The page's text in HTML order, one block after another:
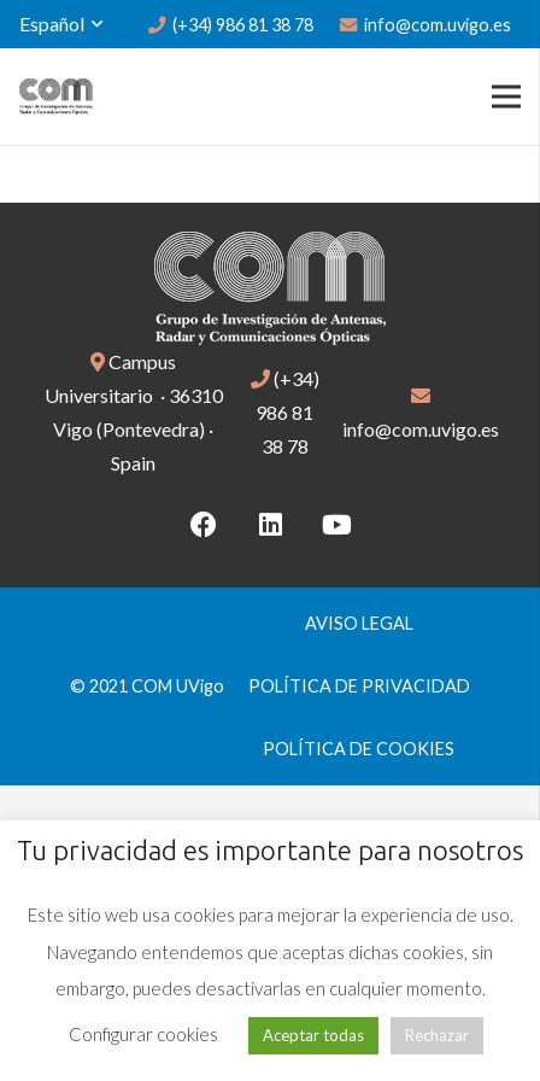
Español (+34) 986 81 38 78 info@com.uvigo.es
Campus
Universitario · 36310
Vigo (Pontevedra) ·
Spain
(+34)
986 81
38 78
info@com.uvigo.es
© 2021 COM UVigo
AVISO LEGAL
POLÍTICA DE PRIVACIDAD
POLÍTICA DE COOKIES
Tu privacidad es importante para nosotros
Este sitio web usa cookies para mejorar la experiencia de uso.
Navegando entendemos que aceptas dichas cookies, sin
embargo, puedes desactivarlas en cualquier momento.
Configurar cookies Aceptar todas Rechazar